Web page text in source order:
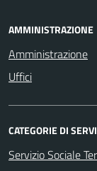
AMMINISTRAZIONE
Amministrazione
Uffici
CATEGORIE DI
Servizio Sociale